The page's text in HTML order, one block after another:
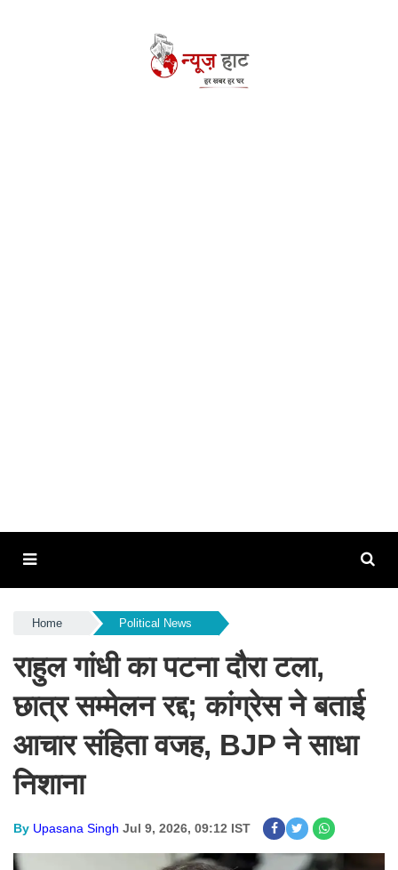
Home Political News
राहुल गांधी का पटना दौरा टला,
छात्र सम्मेलन रद्द; कांग्रेस ने बताई
आचार संहिता वजह, BJP ने साधा
निशाना
By Upasana Singh Jul 9, 2026, 09:12 IST